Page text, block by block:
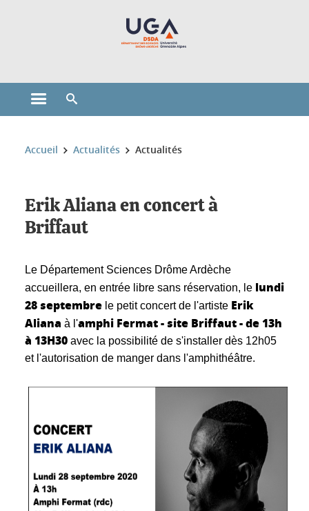
Ouvrir le menu principal
Vous êtes ici :
Accueil Actualités Actualités
Erik Aliana en concert à
Briffaut
Le Département Sciences Drôme Ardèche
accueillera, en entrée libre sans réservation, le lundi
28 septembre le petit concert de l'artiste Erik
Aliana à l'amphi Fermat - site Briffaut - de 13h
à 13H30 avec la possibilité de s'installer dès 12h05
et l'autorisation de manger dans l'amphithéâtre.